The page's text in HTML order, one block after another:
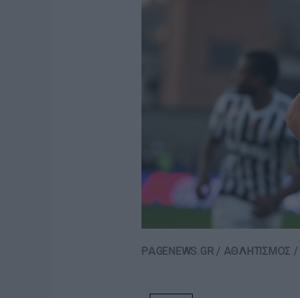
PAGENEWS.GR / ΑΘΛΗΤΙΣΜΟΣ /